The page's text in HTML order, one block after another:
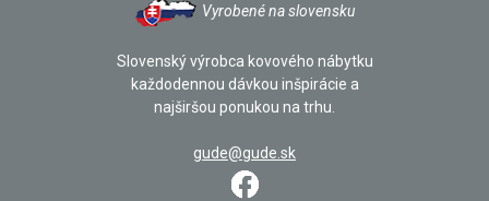
Vyrobené na slovensku
Slovenský výrobca kovového nábytku
každodennou dávkou inšpirácie a
najširšou ponukou na trhu.
gude@gude.sk